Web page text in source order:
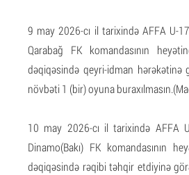
9 may 2026-cı il tarixində AFFA U-
Qarabağ FK komandasının
dəqiqəsində qeyri-idman hərəkətinə
növbəti 1 (bir) oyuna
10 may 2026-cı il tarixində AFFA
Dinamo(Bakı) FK komandasının
dəqiqəsində rəqibi təhqir etdiyinə